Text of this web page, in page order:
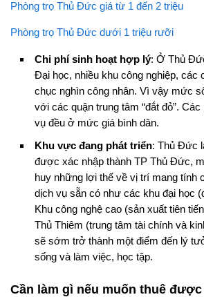
Phòng trọ Thủ Đức giá từ 1 đến 2 triệu
Phòng trọ Thủ Đức dưới 1 triệu rưỡi
Chi phí sinh hoạt hợp lý: Ở Thủ
Đại học, nhiều khu công nghiệp, các
chục nghìn công nhân. Vì vậy mức
với các quận trung tâm “đắt đỏ”.
vụ đều ở mức giá bình dân.
Khu vực đang phát triển: Thủ Đức
được xác nhập thành TP Thủ Đức,
huy những lợi thế về vị trí mang tính
dịch vụ sẵn có như các khu đại học
Khu công nghệ cao (sản xuất tiên
Thủ Thiêm (trung tâm tài chính và
sẽ sớm trở thành một điểm đến lý
sống và làm việc, học tập.
Cần làm gì nếu muốn thuê